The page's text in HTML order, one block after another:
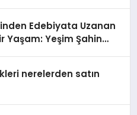
Edebiyata Uzanan
Yaşam: Yeşim Şahin
nerelerden satın